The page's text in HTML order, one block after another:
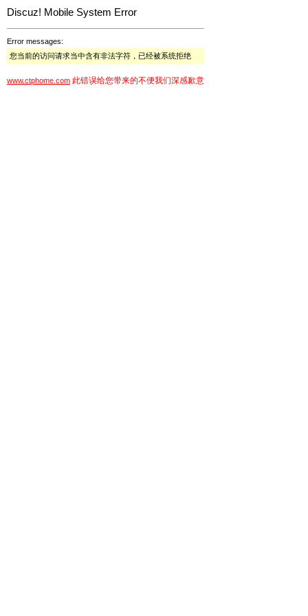
Discuz! Mobile System Error
Error messages:
您当前的访问请求当中含有非法字符，已经被系统拒绝
www.ctphome.com 此错误给您带来的不便我们深感歉意